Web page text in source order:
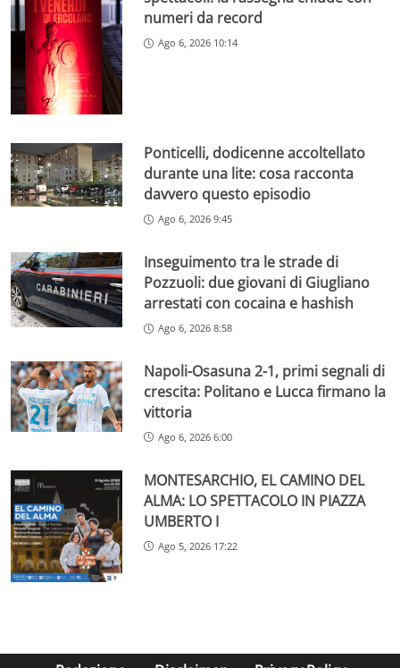
numeri da record
Ago 6, 2026 10:14
Ponticelli, dodicenne accoltellato
durante una lite: cosa racconta
davvero questo episodio
Ago 6, 2026 9:45
Inseguimento tra le strade di
Pozzuoli: due giovani di Giugliano
arrestati con cocaina e hashish
Ago 6, 2026 8:58
Napoli-Osasuna 2-1, primi segnali di
crescita: Politano e Lucca firmano la
vittoria
Ago 6, 2026 6:00
MONTESARCHIO, EL CAMINO DEL
ALMA: LO SPETTACOLO IN PIAZZA
UMBERTO I
Ago 5, 2026 17:22